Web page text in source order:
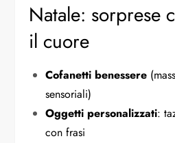
Natale: sorprese
il cuore
Cofanetti benessere
sensoriali)
Oggetti personalizzati:
con frasi